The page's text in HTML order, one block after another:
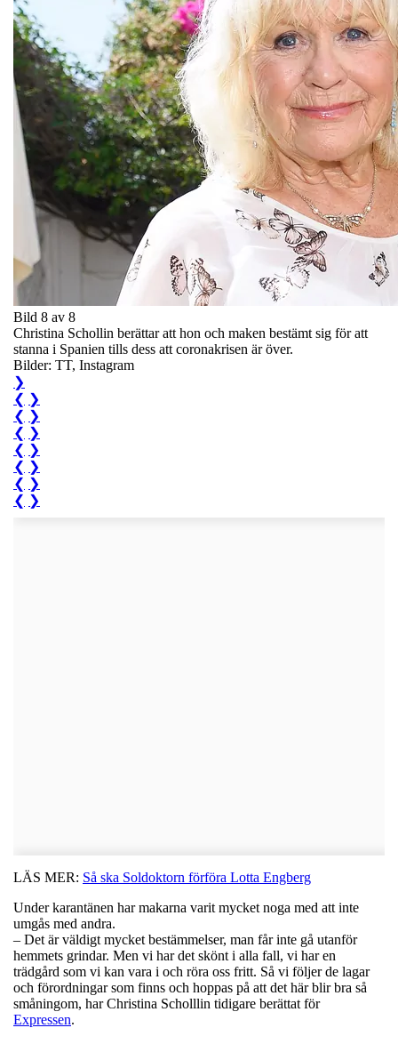
Bild 8 av 8
Christina Schollin berättar att hon och maken bestämt sig för att
stanna i Spanien tills dess att coronakrisen är över.
Bilder: TT, Instagram
❯
❮ ❯
❮ ❯
❮ ❯
❮ ❯
❮ ❯
❮ ❯
❮ ❯
LÄS MER: Så ska Soldoktorn förföra Lotta Engberg
Under karantänen har makarna varit mycket noga med att inte
umgås med andra.
– Det är väldigt mycket bestämmelser, man får inte gå utanför
hemmets grindar. Men vi har det skönt i alla fall, vi har en
trädgård som vi kan vara i och röra oss fritt. Så vi följer de lagar
och förordningar som finns och hoppas på att det här blir bra så
småningom, har Christina Scholllin tidigare berättat för
Expressen.